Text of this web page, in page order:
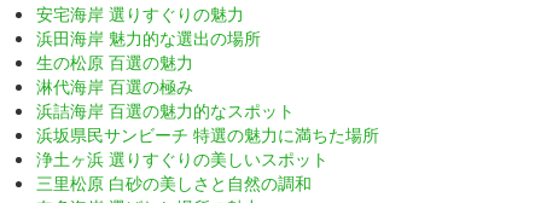
安宅海岸 選りすぐりの魅力
浜田海岸 魅力的な選出の場所
生の松原 百選の魅力
淋代海岸 百選の極み
浜詰海岸 百選の魅力的なスポット
浜坂県民サンビーチ 特選の魅力に満ちた場所
浄土ヶ浜 選りすぐりの美しいスポット
三里松原 白砂の美しさと自然の調和